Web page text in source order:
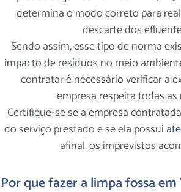
determina o modo correto para
descarte dos
Sendo assim, esse tipo de norma
impacto de resíduos no meio
contratar é necessário verificar a
empresa respeita todas
Certifique-se se a empresa
do serviço prestado e se ela possui
afinal, os imprevistos
Por que fazer a limpa fossa